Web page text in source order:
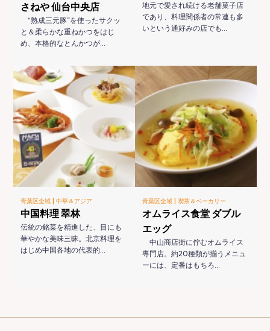
さねや 仙台中央店
“熟成三元豚”を使ったサクッ
と＆柔らかな重ねかつをはじ
め、本格的なとんかつが…
地元で愛され続ける老舗菓子店
であり、料理関係者の常連も多
いという通好みの店でも…
青葉区全域 |中華＆アジア
中国料理 翠林
伝統の銘菜を精進した、目にも
華やかな美味三昧。北京料理を
はじめ中国各地の代表的…
青葉区全域 | 喫茶＆ベーカリー
オムライス食堂 ダブル
エッグ
中山商店街に佇むオムライス
専門店。約20種類が揃うメニュ
ーには、定番はもちろ…